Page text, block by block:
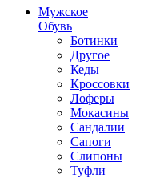
Мужское
Обувь
Ботинки
Другое
Кеды
Кроссовки
Лоферы
Мокасины
Сандалии
Сапоги
Слипоны
Туфли